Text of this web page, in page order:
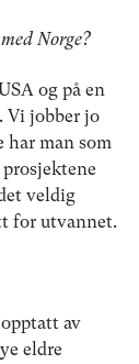
Norge?
og på en
Vi jobber jo
har man som
veldig
for utvannet.
av
eldre